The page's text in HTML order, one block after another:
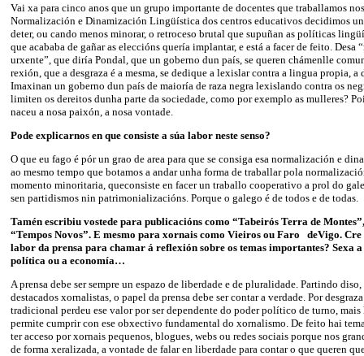
Vai xa para cinco anos que un grupo importante de docentes que traballamos
Normalización e Dinamización Lingüística dos centros educativos decidimos
deter, ou cando menos minorar, o retroceso brutal que supuñan as políticas
que acababa de gañar as eleccións quería implantar, e está a facer de feito. Desa
urxente”, que diría Pondal, que un goberno dun país, se queren chámenlle
rexión, que a desgraza é a mesma, se dedique a lexislar contra a lingua propia, a
Imaxinan un goberno dun país de maioría de raza negra lexislando contra os
limiten os dereitos dunha parte da sociedade, como por exemplo as mulleres?
naceu a nosa paixón, a nosa vontade.
Pode explicarnos en que consiste a súa labor neste senso?
O que eu fago é pór un grao de area para que se consiga esa normalización e
ao mesmo tempo que botamos a andar unha forma de traballar pola
momento minoritaria, queconsiste en facer un traballo cooperativo a prol do
sen partidismos nin patrimonializacións. Porque o galego é de todos e de todas.
Tamén escribiu vostede para publicacións como “Tabeirós Terra de
“Tempos Novos”. E mesmo para xornais como Vieiros ou Faro deVigo. Cre
labor da prensa para chamar á reflexión sobre os temas importantes? Sexa
política ou a economía…
A prensa debe ser sempre un espazo de liberdade e de pluralidade. Partindo
destacados xornalistas, o papel da prensa debe ser contar a verdade. Por
tradicional perdeu ese valor por ser dependente do poder político de turno,
permite cumprir con ese obxectivo fundamental do xornalismo. De feito hai
ter acceso por xornais pequenos, blogues, webs ou redes sociais porque nos
de forma xeralizada, a vontade de falar en liberdade para contar o que queren